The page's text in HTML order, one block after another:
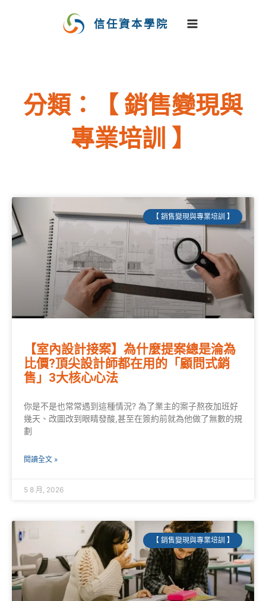
信任資本學院
分類：【 銷售變現與
專業培訓 】
【 銷售變現與專業培訓 】
【室內設計接案】為什麼提案總是淪為
比價?頂尖設計師都在用的「顧問式銷
售」3大核心心法
你是不是也常常遇到這種情況? 為了業主的案子熬夜加班好
幾天、改圖改到眼睛發酸,甚至在簽約前就為他做了無數的規
劃
閱讀全文 »
5 8 月, 2026
【 銷售變現與專業培訓 】
面 面 面 面
面